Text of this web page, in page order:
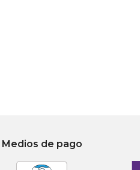
Medios de pago